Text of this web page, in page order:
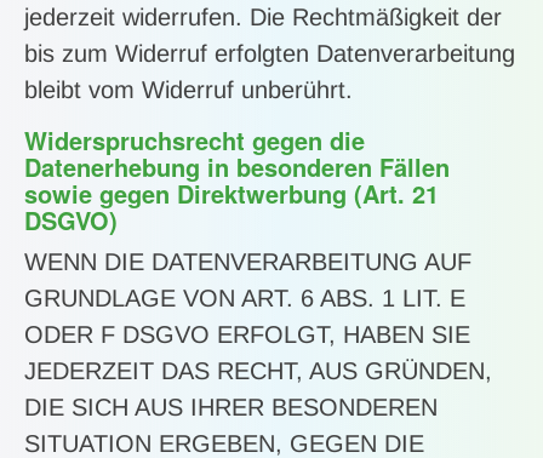
jederzeit widerrufen. Die Rechtmäßigkeit der
bis zum Widerruf erfolgten Datenverarbeitung
bleibt vom Widerruf unberührt.
Widerspruchsrecht gegen die
Datenerhebung in besonderen Fällen
sowie gegen Direktwerbung (Art. 21
DSGVO)
WENN DIE DATENVERARBEITUNG AUF
GRUNDLAGE VON ART. 6 ABS. 1 LIT. E
ODER F DSGVO ERFOLGT, HABEN SIE
JEDERZEIT DAS RECHT, AUS GRÜNDEN,
DIE SICH AUS IHRER BESONDEREN
SITUATION ERGEBEN, GEGEN DIE